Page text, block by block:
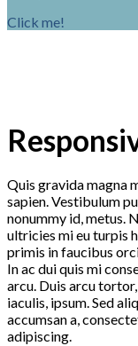
Click me!
Quis gravida magna
sapien. Vestibulum
nonummy id, metus.
ultricies mi eu turpis
primis in faucibus
In ac dui quis mi
arcu. Duis arcu
iaculis, ipsum. Sed
accumsan a,
adipiscing.